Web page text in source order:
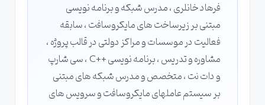
فرهاد خانلری ، مدرس شبکه و برنامه نویسی
مبتنی بر زیرساخت های مایکروسافت ، سابقه
فعالیت در موسسات و مراکز دولتی در قالب پروژه ،
مشاوره و تدریس ، برنامه نویسی ++C ، سی شارپ
و دات نت ، متخصص و مدرس شبکه های مبتنی
بر سیستم عاملهای مایکروسافت و سرویس های